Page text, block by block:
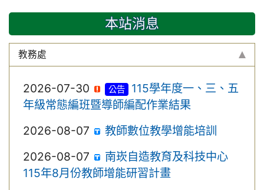
本站消息
教務處
2026-07-30 公告
115學年度一、三、五
年級常態編班暨導師編配作業結果
2026-08-07
教師數位教學增能培訓
2026-08-07
南崁自造教育及科技中心
115年8月份教師增能研習計畫